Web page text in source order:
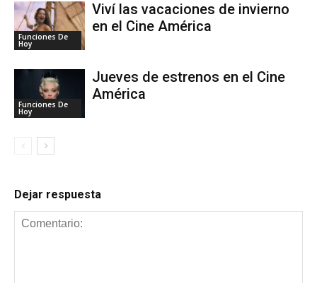
Funciones De
Hoy
Viví las vacaciones de invierno
en el Cine América
Funciones De
Hoy
Jueves de estrenos en el Cine
América
Dejar respuesta